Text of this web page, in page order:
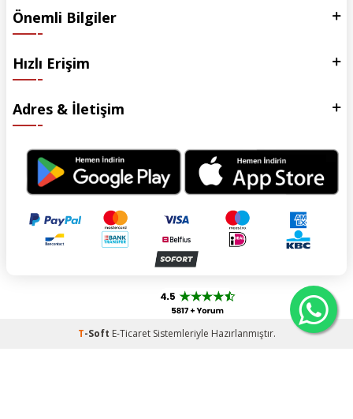
Önemli Bilgiler
Hızlı Erişim
Adres & İletişim
T-Soft E-TicaretSistemleriyle Hazırlanmıştır.